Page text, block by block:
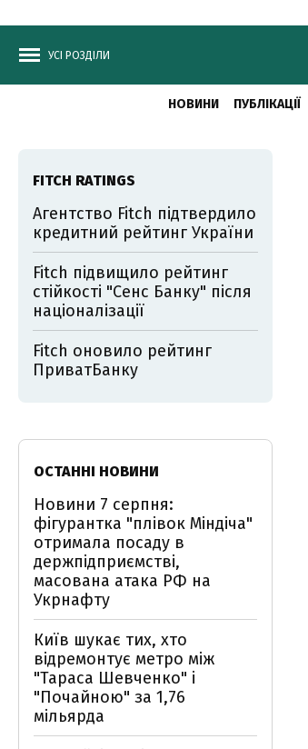
УСІ РОЗДІЛИ
НОВИНИ ПУБЛІКАЦІЇ
FITCH RATINGS
Агентство Fitch підтвердило
кредитний рейтинг України
Fitch підвищило рейтинг
стійкості "Сенс Банку" після
націоналізації
Fitch оновило рейтинг
ПриватБанку
ОСТАННІ НОВИНИ
Новини 7 серпня:
фігурантка "плівок Міндіча"
отримала посаду в
держпідприємстві,
масована атака РФ на
Укрнафту
Київ шукає тих, хто
відремонтує метро між
"Тараса Шевченко" і
"Почайною" за 1,76
мільярда